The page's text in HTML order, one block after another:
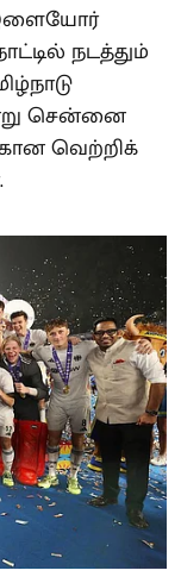
இளையோர்
நடத்தும்
சென்னை
வெற்றிக்